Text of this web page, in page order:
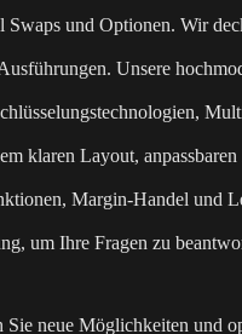
und Optionen. Wir
Unsere
klaren Layout,
Margin-Handel und
um Ihre Fragen zu
neue Möglichkeiten und